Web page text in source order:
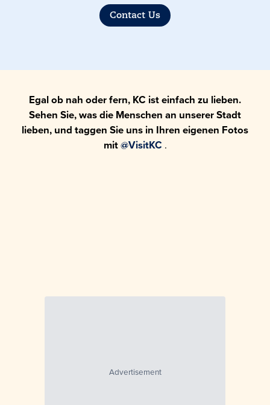
Contact Us
Egal ob nah oder fern, KC ist einfach zu lieben.
Sehen Sie, was die Menschen an unserer Stadt
lieben, und taggen Sie uns in Ihren eigenen Fotos
mit@VisitKC .